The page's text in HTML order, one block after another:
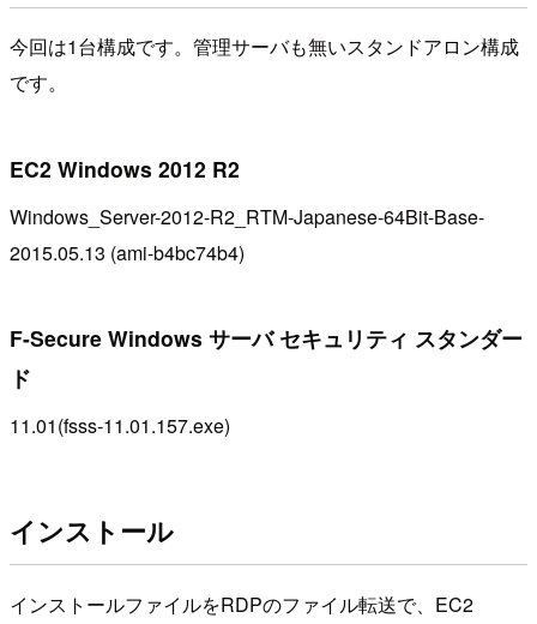
今回は1台構成です。管理サーバも無いスタンドアロン構成
です。
EC2 Windows 2012 R2
Windows_Server-2012-R2_RTM-Japanese-64Bit-Base-
2015.05.13 (ami-b4bc74b4)
F-Secure Windows サーバ セキュリティ スタンダー
ド
11.01(fsss-11.01.157.exe)
インストール
インストールファイルをRDPのファイル転送で、EC2